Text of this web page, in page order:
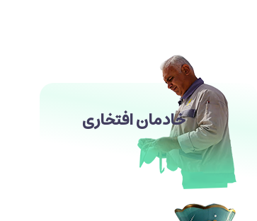
خادمان افتخاری